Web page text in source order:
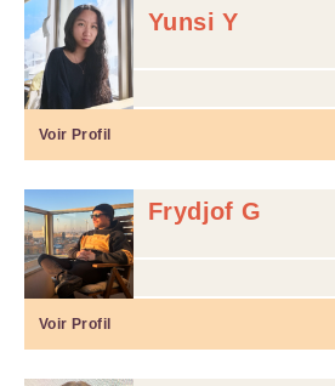
Yunsi Y
Voir Profil
Frydjof G
Voir Profil